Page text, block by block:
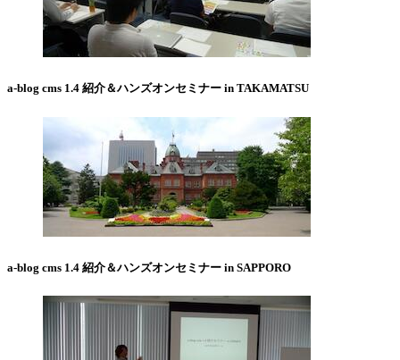
a-blog cms 1.4 紹介＆ハンズオンセミナー in TAKAMATSU
a-blog cms 1.4 紹介＆ハンズオンセミナー in SAPPORO